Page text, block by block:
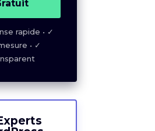
rapide • ✓
• ✓